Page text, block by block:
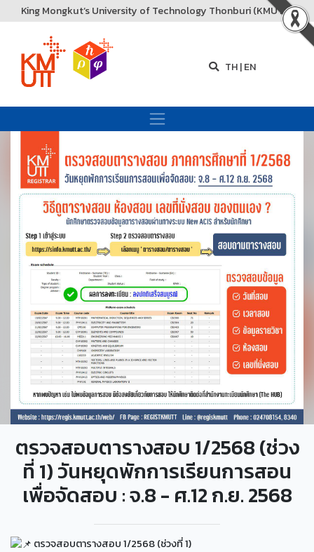
King Mongkut’s University of Technology Thonburi (KMUTT)
TH|EN
ตรวจสอบตารางสอบ 1/2568 (ช่วง
ที่ 1) วันหยุดพักการเรียนการสอน
เพื่อจัดสอบ : จ.8 - ศ.12 ก.ย. 2568
ตรวจสอบตารางสอบ 1/2568 (ช่วงที่ 1)